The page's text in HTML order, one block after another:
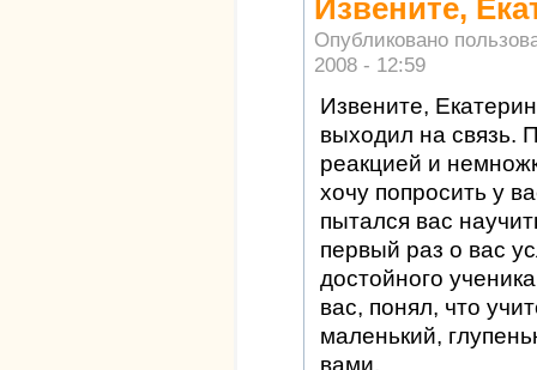
Извените,
Опубликовано
2008 - 12:59
Извените,
выходил на связь.
реакцией и
хочу попросить у
пытался вас
первый раз о вас
достойного
вас, понял, что
маленький,
вами.